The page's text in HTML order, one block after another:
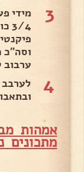
3
3/
ערבוב
4
אמהות
מתכונים